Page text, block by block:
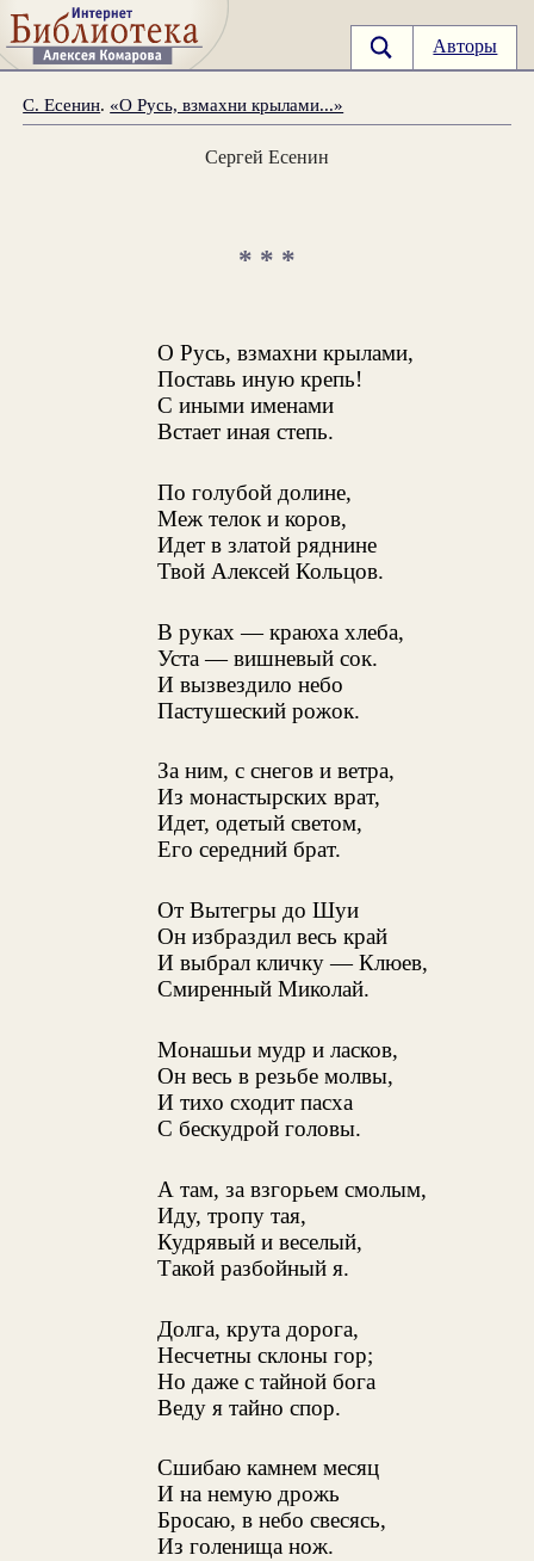
Авторы
С. Есенин. «О Русь, взмахни крылами...»
Сергей Есенин
* * *
О Русь, взмахни крылами,
Поставь иную крепь!
С иными именами
Встает иная степь.
По голубой долине,
Меж телок и коров,
Идет в златой ряднине
Твой Алексей Кольцов.
В руках — краюха хлеба,
Уста — вишневый сок.
И вызвездило небо
Пастушеский рожок.
За ним, с снегов и ветра,
Из монастырских врат,
Идет, одетый светом,
Его середний брат.
От Вытегры до Шуи
Он избраздил весь край
И выбрал кличку — Клюев,
Смиренный Миколай.
Монашьи мудр и ласков,
Он весь в резьбе молвы,
И тихо сходит пасха
С бескудрой головы.
А там, за взгорьем смолым,
Иду, тропу тая,
Кудрявый и веселый,
Такой разбойный я.
Долга, крута дорога,
Несчетны склоны гор;
Но даже с тайной бога
Веду я тайно спор.
Сшибаю камнем месяц
И на немую дрожь
Бросаю, в небо свесясь,
Из голенища нож.